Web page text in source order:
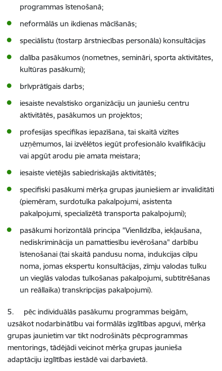
programmas īstenošanā;
neformālās un ikdienas mācīšanās;
speciālistu (tostarp ārstniecības personāla) konsultācijas
dalība pasākumos (nometnes, semināri, sporta aktivitātes,
kultūras pasākumi);
brīvprātīgais darbs;
iesaiste nevalstisko organizāciju un jauniešu centru
aktivitātēs, pasākumos un projektos;
profesijas specifikas iepazīšana, tai skaitā vizītes
uzņēmumos, lai izvēlētos iegūt profesionālo kvalifikāciju
vai apgūt arodu pie amata meistara;
iesaiste vietējās sabiedriskajās aktivitātēs;
specifiski pasākumi mērķa grupas jauniešiem ar invaliditāti
(piemēram, surdotulka pakalpojumi, asistenta
pakalpojumi, specializētā transporta pakalpojumi);
pasākumi horizontālā principa "Vienlīdzība, iekļaušana,
nediskriminācija un pamattiesību ievērošana" darbību
īstenošanai (tai skaitā pandusu noma, indukcijas cilpu
noma, jomas ekspertu konsultācijas, zīmju valodas tulku
un vieglās valodas tulkošanas pakalpojumi, subtitrēšanas
un reāllaika) transkripcijas pakalpojumi).
5.
pēc individuālās pasākumu programmas beigām,
uzsākot nodarbinātību vai formālās izglītības apguvi, mērķa
grupas jaunietim var tikt nodrošināts pēcprogrammas
mentorings, tādējādi veicinot mērķa grupas jaunieša
adaptāciju izglītības iestādē vai darbavietā.